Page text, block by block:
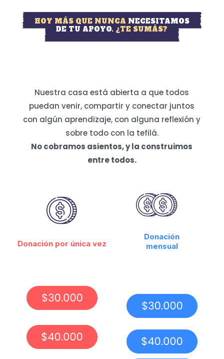
HOY MÁS QUE NUNCA NECESITAMOS
DE TU APOYO. ¿TE SUMÁS?
Nuestra casa está abierta a que todos
puedan venir, compartir y conectar juntos
con algún aprendizaje, con alguna reflexión y
sobre todo con la tefilá.
No cobramos asientos, y la construimos
entre todos.
Donación por única vez
Donación
mensual